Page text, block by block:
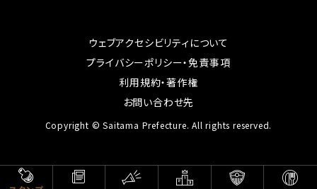
ウェブアクセシビリティについて
プライバシーポリシー・免責事項別ウィンドウで開く
利用規約・著作権別ウィンドウで開く
お問い合わせ先
Copyright © Saitama Prefecture. All rights reserved.